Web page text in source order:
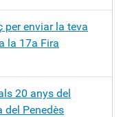
per enviar la teva
la 17a Fira
20 anys del
del Penedès